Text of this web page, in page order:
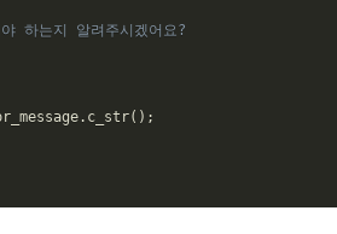
하는지 알려주시겠어요?
. c_str( ) ;